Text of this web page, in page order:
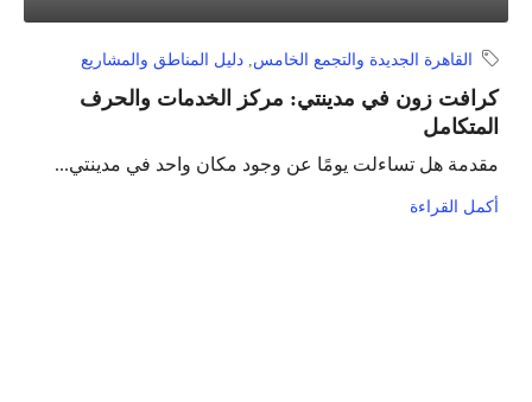
القاهرة الجديدة والتجمع الخامس دليل المناطق والمشاريع
كرافت زون في مدينتي: مركز الخدمات والحرف
المتكامل
مقدمة هل تساءلت يومًا عن وجود مكان واحد في مدينتي...
أكمل القراءة